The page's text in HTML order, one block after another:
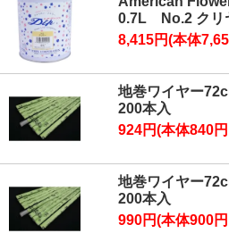
0.7L No.2 クリ
8,415円(本体
地巻ワイヤー
200本入
924円(本体840
地巻ワイヤー
200本入
990円(本体900